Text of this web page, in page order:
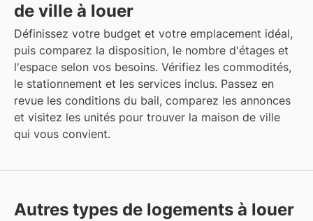
de ville à louer
Définissez votre budget et votre emplacement idéal,
puis comparez la disposition, le nombre d'étages et
l'espace selon vos besoins. Vérifiez les commodités,
le stationnement et les services inclus. Passez en
revue les conditions du bail, comparez les annonces
et visitez les unités pour trouver la maison de ville
qui vous convient.
Autres types de logements à louer